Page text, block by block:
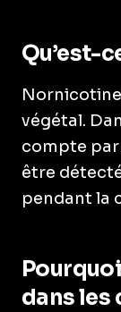
Qu’est-
végétal.
compte
être
pendant la
dans les